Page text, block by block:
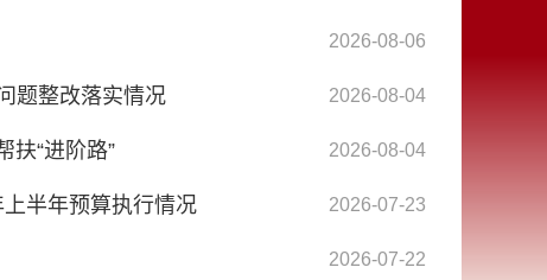
2026-08-06
题整改落实情况 2026-08-04
“进阶路” 2026-08-04
半年预算执行情况 2026-07-23
2026-07-22